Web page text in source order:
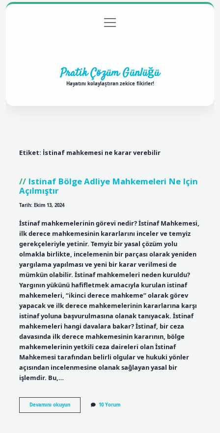
Gizlilik Politikası
menüyü
aç
Pratik Çözüm Günlüğü
Hayatını kolaylaştıran zekice fikirler!
Etiket: İstinaf mahkemesi ne karar verebilir
Istinaf Bölge Adliye Mahkemeleri Ne Için
Açılmıştır
Tarih: Ekim 13, 2024
İstinaf mahkemelerinin görevi nedir? İstinaf Mahkemesi,
ilk derece mahkemesinin kararlarını inceler ve temyiz
gerekçeleriyle yetinir. Temyiz bir yasal çözüm yolu
olmakla birlikte, incelemenin bir parçası olarak yeniden
yargılama yapılması ve yeni bir karar verilmesi de
mümkün olabilir. İstinaf mahkemeleri neden kuruldu?
Yargının yükünü hafifletmek amacıyla kurulan istinaf
mahkemeleri, “ikinci derece mahkeme” olarak görev
yapacak ve ilk derece mahkemelerinin kararlarına karşı
istinaf yoluna başvurulmasına olanak tanıyacak. İstinaf
mahkemeleri hangi davalara bakar? İstinaf, bir ceza
davasında ilk derece mahkemesinin kararının, bölge
mahkemelerinin yetkili ceza daireleri olan İstinaf
Mahkemesi tarafından belirli olgular ve hukuki yönler
açısından incelenmesine olanak sağlayan yasal bir
işlemdir. Bu,…
Devamını okuyunIstinaf
Bölge
10 Yorum